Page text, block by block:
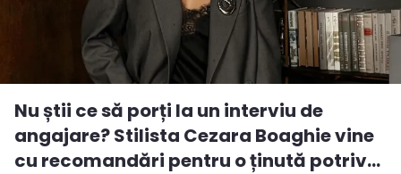
Nu știi ce să porți la un interviu de
angajare? Stilista Cezara Boaghie vine
cu recomandări pentru o ținută potriv...